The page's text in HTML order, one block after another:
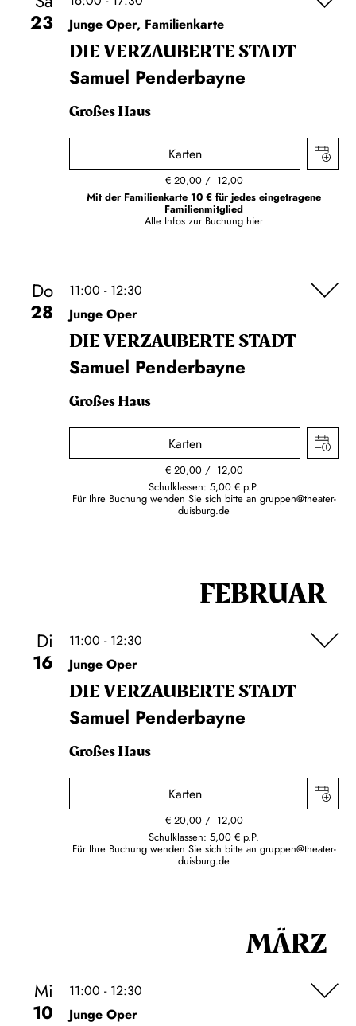
23
Junge Oper, Familienkarte
DIE VERZAUBERTE STADT
Samuel Penderbayne
Großes Haus
Karten
€ 20,00
12,00
Mit der Familienkarte 10 € für jedes eingetragene
Familienmitglied
Alle Infos zur Buchung hier
Do
28
11:00 - 12:30
Junge Oper
DIE VERZAUBERTE STADT
Samuel Penderbayne
Großes Haus
Karten
€ 20,00
12,00
Schulklassen: 5,00 € p.P.
Für Ihre Buchung wenden Sie sich bitte an gruppen@theater-
duisburg.de
FEBRUAR
Di
16
11:00 - 12:30
Junge Oper
DIE VERZAUBERTE STADT
Samuel Penderbayne
Großes Haus
Karten
€ 20,00
12,00
Schulklassen: 5,00 € p.P.
Für Ihre Buchung wenden Sie sich bitte an gruppen@theater-
duisburg.de
MÄRZ
Mi
10
11:00 - 12:30
Junge Oper